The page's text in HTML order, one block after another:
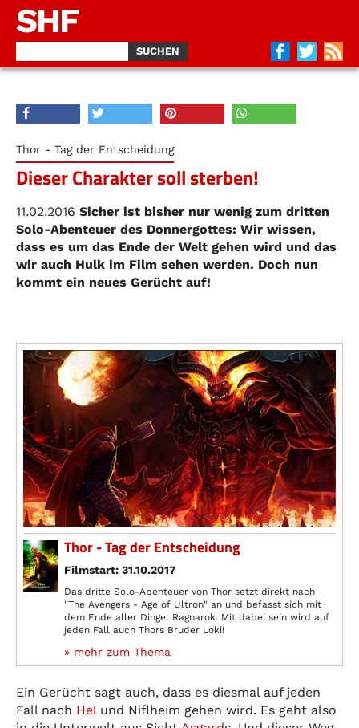
SHF
Thor - Tag der Entscheidung
Dieser Charakter soll sterben!
11.02.2016 Sicher ist bisher nur wenig zum dritten
Solo-Abenteuer des Donnergottes: Wir wissen,
dass es um das Ende der Welt gehen wird und das
wir auch Hulk im Film sehen werden. Doch nun
kommt ein neues Gerücht auf!
Thor - Tag der Entscheidung
Filmstart: 31.10.2017
Das dritte Solo-Abenteuer von Thor setzt direkt nach
"The Avengers - Age of Ultron" an und befasst sich mit
dem Ende aller Dinge: Ragnarok. Mit dabei sein wird auf
jeden Fall auch Thors Bruder Loki!
» mehr zum Thema
Ein Gerücht sagt auch, dass es diesmal auf jeden
Fall nach Hel und Niflheim gehen wird. Es geht also